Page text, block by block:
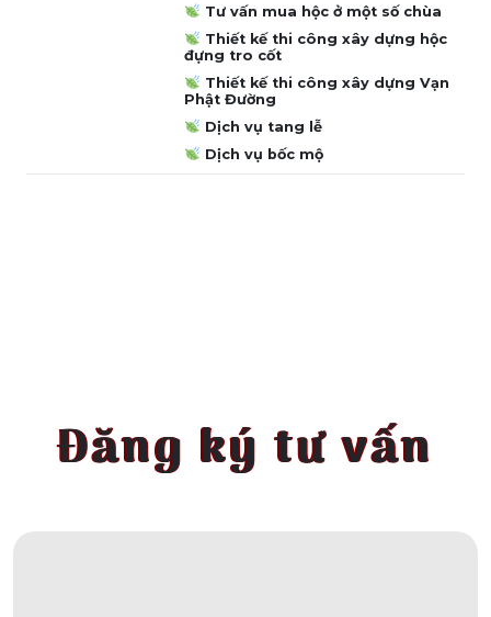
Tư vấn mua hộc ở một số chùa
Thiết kế thi công xây dựng hộc
đựng tro cốt
Thiết kế thi công xây dựng Vạn
Phật Đường
Dịch vụ tang lễ
Dịch vụ bốc mộ
Đăng ký tư vấn